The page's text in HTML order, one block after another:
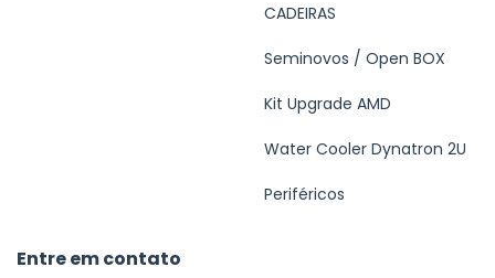
CADEIRAS
Seminovos / Open BOX
Kit Upgrade AMD
Water Cooler Dynatron 2U
Periféricos
Entre em contato